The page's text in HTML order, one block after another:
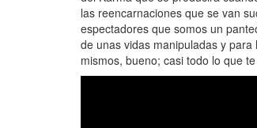
las reencarnaciones que se van
espectadores que somos un
de unas vidas manipuladas y
mismos, bueno; casi todo lo que